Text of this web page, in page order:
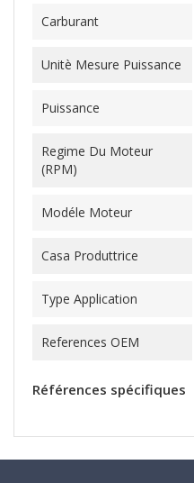
Carburant
Unitè Mesure Puissance
Puissance
Regime Du Moteur
(RPM)
Modéle Moteur
Casa Produttrice
Type Application
References OEM
Références spécifiques